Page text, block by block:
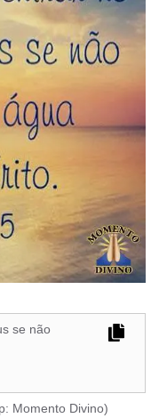
se não
Momento Divino)